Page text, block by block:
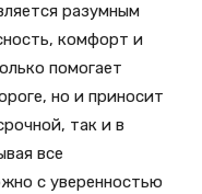
разумным
комфорт и
помогает
но и приносит
так и в
все
с уверенностью